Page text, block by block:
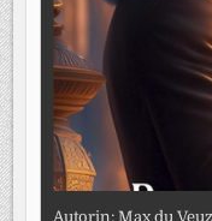
Autorin: Max du